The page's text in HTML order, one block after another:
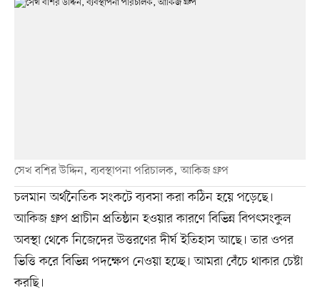
সেখ বশির উদ্দিন, ব্যবস্থাপনা পরিচালক, আকিজ গ্রুপ
চলমান অর্থনৈতিক সংকটে ব্যবসা করা কঠিন হয়ে পড়েছে।
আকিজ গ্রুপ প্রাচীন প্রতিষ্ঠান হওয়ার কারণে বিভিন্ন বিপৎসংকুল
অবস্থা থেকে নিজেদের উত্তরণের দীর্ঘ ইতিহাস আছে। তার ওপর
ভিত্তি করে বিভিন্ন পদক্ষেপ নেওয়া হচ্ছে। আমরা বেঁচে থাকার চেষ্টা
করছি।